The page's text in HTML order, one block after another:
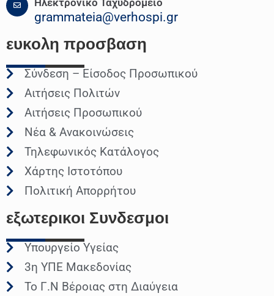
grammateia@verhospi.gr
ευκολη προσβαση
Σύνδεση – Είσοδος Προσωπικού
Αιτήσεις Πολιτών
Αιτήσεις Προσωπικού
Νέα & Ανακοινώσεις
Τηλεφωνικός Κατάλογος
Χάρτης Ιστοτόπου
Πολιτική Απορρήτου
εξωτερικοι Συνδεσμοι
Υπουργείο Υγείας
3η ΥΠΕ Μακεδονίας
Το Γ.Ν Βέροιας στη Διαύγεια